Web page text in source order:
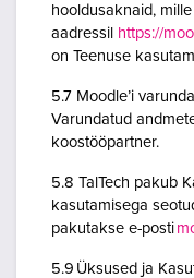
hooldusaknaid,
aadressil https://
on Teenuse
5.7 Moodle’i
Varundatud
koostööpartner.
5.8 TalTech pakub
kasutamisega
pakutakse e-posti
5.9 Üksused ja